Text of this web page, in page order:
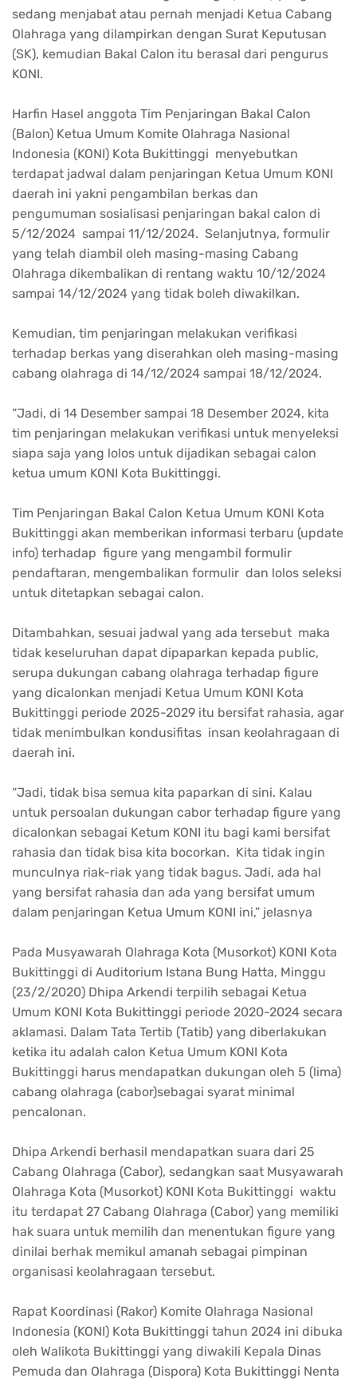
sedang menjabat atau pernah menjadi Ketua Cabang
Olahraga yang dilampirkan dengan Surat Keputusan
(SK), kemudian Bakal Calon itu berasal dari pengurus
KONI.
Harfin Hasel anggota Tim Penjaringan Bakal Calon
(Balon) Ketua Umum Komite Olahraga Nasional
Indonesia (KONI) Kota Bukittinggi menyebutkan
terdapat jadwal dalam penjaringan Ketua Umum KONI
daerah ini yakni pengambilan berkas dan
pengumuman sosialisasi penjaringan bakal calon di
5/12/2024 sampai 11/12/2024. Selanjutnya, formulir
yang telah diambil oleh masing-masing Cabang
Olahraga dikembalikan di rentang waktu 10/12/2024
sampai 14/12/2024 yang tidak boleh diwakilkan.
Kemudian, tim penjaringan melakukan verifikasi
terhadap berkas yang diserahkan oleh masing-masing
cabang olahraga di 14/12/2024 sampai 18/12/2024.
“Jadi, di 14 Desember sampai 18 Desember 2024, kita
tim penjaringan melakukan verifikasi untuk menyeleksi
siapa saja yang lolos untuk dijadikan sebagai calon
ketua umum KONI Kota Bukittinggi.
Tim Penjaringan Bakal Calon Ketua Umum KONI Kota
Bukittinggi akan memberikan informasi terbaru (update
info) terhadap figure yang mengambil formulir
pendaftaran, mengembalikan formulir dan lolos seleksi
untuk ditetapkan sebagai calon.
Ditambahkan, sesuai jadwal yang ada tersebut maka
tidak keseluruhan dapat dipaparkan kepada public,
serupa dukungan cabang olahraga terhadap figure
yang dicalonkan menjadi Ketua Umum KONI Kota
Bukittinggi periode 2025-2029 itu bersifat rahasia, agar
tidak menimbulkan kondusifitas insan keolahragaan di
daerah ini.
“Jadi, tidak bisa semua kita paparkan di sini. Kalau
untuk persoalan dukungan cabor terhadap figure yang
dicalonkan sebagai Ketum KONI itu bagi kami bersifat
rahasia dan tidak bisa kita bocorkan. Kita tidak ingin
munculnya riak-riak yang tidak bagus. Jadi, ada hal
yang bersifat rahasia dan ada yang bersifat umum
dalam penjaringan Ketua Umum KONI ini,” jelasnya
Pada Musyawarah Olahraga Kota (Musorkot) KONI Kota
Bukittinggi di Auditorium Istana Bung Hatta, Minggu
(23/2/2020) Dhipa Arkendi terpilih sebagai Ketua
Umum KONI Kota Bukittinggi periode 2020-2024 secara
aklamasi. Dalam Tata Tertib (Tatib) yang diberlakukan
ketika itu adalah calon Ketua Umum KONI Kota
Bukittinggi harus mendapatkan dukungan oleh 5 (lima)
cabang olahraga (cabor)sebagai syarat minimal
pencalonan.
Dhipa Arkendi berhasil mendapatkan suara dari 25
Cabang Olahraga (Cabor), sedangkan saat Musyawarah
Olahraga Kota (Musorkot) KONI Kota Bukittinggi waktu
itu terdapat 27 Cabang Olahraga (Cabor) yang memiliki
hak suara untuk memilih dan menentukan figure yang
dinilai berhak memikul amanah sebagai pimpinan
organisasi keolahragaan tersebut.
Rapat Koordinasi (Rakor) Komite Olahraga Nasional
Indonesia (KONI) Kota Bukittinggi tahun 2024 ini dibuka
oleh Walikota Bukittinggi yang diwakili Kepala Dinas
Pemuda dan Olahraga (Dispora) Kota Bukittinggi Nenta